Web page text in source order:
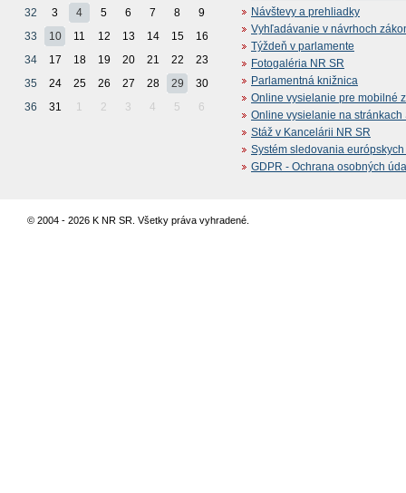
32
3 4 5 6 7 8
9
33
10 11 12 13 14 15
16
34
17 18 19 20 21 22
23
35
24 25 26 27 28 29
30
36
31 1 2 3 4 5 6
Návštevy a prehliadky
Vyhľadávanie v návrhoch
Týždeň v parlamente
Fotogaléria NR SR
Parlamentná knižnica
Online vysielanie pre mobilné
Online vysielanie na stránkach
Stáž v Kancelárii NR SR
Systém sledovania
GDPR - Ochrana osobných
© 2004 - 2026 K NR SR. Všetky práva vyhradené.